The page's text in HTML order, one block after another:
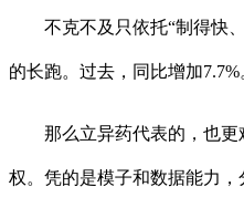
不克不及只依托“制得快、
的长跑。过去，同比增加
那么立异药代表的，也更难
权。凭的是模子和数据能力，